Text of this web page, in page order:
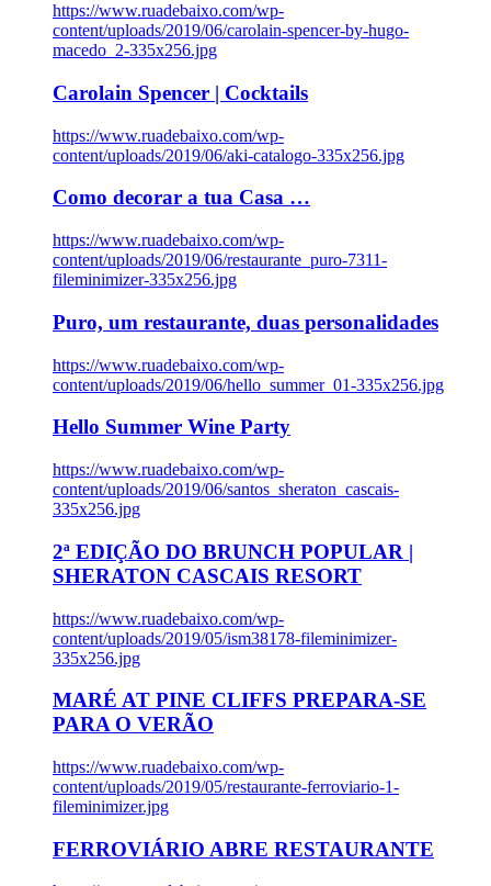
https://www.ruadebaixo.com/wp-
content/uploads/2019/06/carolain-spencer-by-hugo-
macedo_2-335x256.jpg
Carolain Spencer | Cocktails
https://www.ruadebaixo.com/wp-
content/uploads/2019/06/aki-catalogo-335x256.jpg
Como decorar a tua Casa …
https://www.ruadebaixo.com/wp-
content/uploads/2019/06/restaurante_puro-7311-
fileminimizer-335x256.jpg
Puro, um restaurante, duas personalidades
https://www.ruadebaixo.com/wp-
content/uploads/2019/06/hello_summer_01-335x256.jpg
Hello Summer Wine Party
https://www.ruadebaixo.com/wp-
content/uploads/2019/06/santos_sheraton_cascais-
335x256.jpg
2ª EDIÇÃO DO BRUNCH POPULAR |
SHERATON CASCAIS RESORT
https://www.ruadebaixo.com/wp-
content/uploads/2019/05/ism38178-fileminimizer-
335x256.jpg
MARÉ AT PINE CLIFFS PREPARA-SE
PARA O VERÃO
https://www.ruadebaixo.com/wp-
content/uploads/2019/05/restaurante-ferroviario-1-
fileminimizer.jpg
FERROVIÁRIO ABRE RESTAURANTE